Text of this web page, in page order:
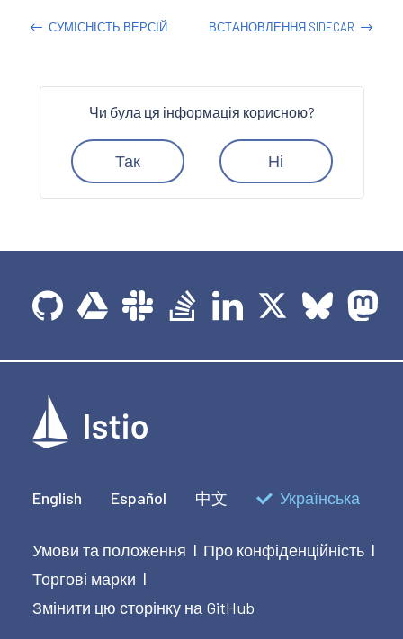
СУМІСНІСТЬ ВЕРСІЙ ВСТАНОВЛЕННЯ SIDECAR
Чи була ця інформація корисною?
Так Ні
English Español 中文 Українська
Умови та положення | Про конфіденційність |
Торгові марки |
Змінити цю сторінку на GitHub